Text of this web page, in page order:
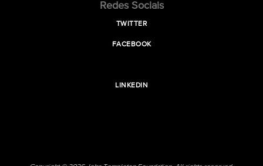
Redes Sociais
TWITTER
FACEBOOK
LINKEDIN